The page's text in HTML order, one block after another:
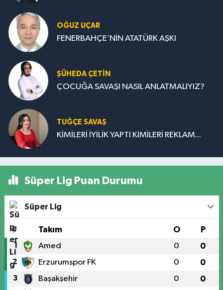
OĞUZ UÇAR
FENERBAHÇE’NİN ATATÜRK AŞKI
ŞÜHEDA ÇETİN
ÇOCUĞA SAVAŞI NASIL ANLATMALIYIZ?
TUĞÇE SAVAŞ
KİMİLERİ İYİLİK YAPTI KİMİLERİ REKLAM...
Süper Lig Puan Durumu
Süper Lig
# Takım O P
1 Amed 0 0
2 Erzurumspor FK 0 0
3 Başakşehir 0 0